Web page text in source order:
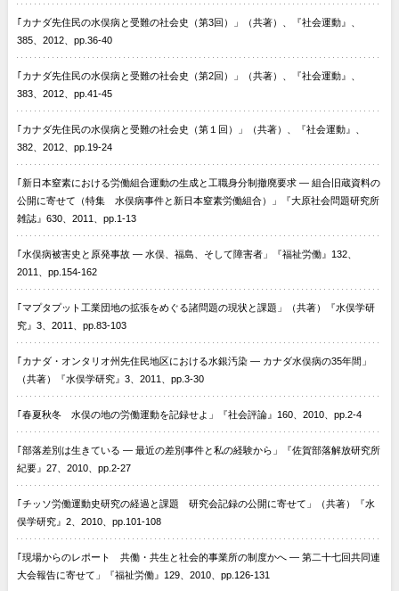
｢カナダ先住民の水俣病と受難の社会史（第3回）」（共著）、『社会運動』、
385、2012、pp.36-40
｢カナダ先住民の水俣病と受難の社会史（第2回）」（共著）、『社会運動』、
383、2012、pp.41-45
｢カナダ先住民の水俣病と受難の社会史（第１回）」（共著）、『社会運動』、
382、2012、pp.19-24
｢新日本窒素における労働組合運動の生成と工職身分制撤廃要求 — 組合旧蔵資料の
公開に寄せて（特集 水俣病事件と新日本窒素労働組合）」『大原社会問題研究所
雑誌』630、2011、pp.1-13
｢水俣病被害史と原発事故 — 水俣、福島、そして障害者」『福祉労働』132、
2011、pp.154-162
｢マプタプット工業団地の拡張をめぐる諸問題の現状と課題」（共著）『水俣学研
究』3、2011、pp.83-103
｢カナダ・オンタリオ州先住民地区における水銀汚染 — カナダ水俣病の35年間」
（共著）『水俣学研究』3、2011、pp.3-30
｢春夏秋冬 水俣の地の労働運動を記録せよ」『社会評論』160、2010、pp.2-4
｢部落差別は生きている — 最近の差別事件と私の経験から」『佐賀部落解放研究所
紀要』27、2010、pp.2-27
｢チッソ労働運動史研究の経過と課題 研究会記録の公開に寄せて」（共著）『水
俣学研究』2、2010、pp.101-108
｢現場からのレポート 共働・共生と社会的事業所の制度かへ — 第二十七回共同連
大会報告に寄せて」『福祉労働』129、2010、pp.126-131